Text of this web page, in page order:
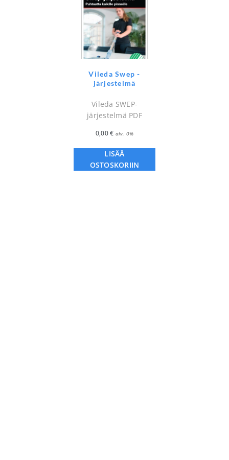
Vileda Swep -
järjestelmä
Vileda SWEP-
järjestelmä PDF
0,00€ alv. 0%
LISÄÄ
OSTOSKORIIN